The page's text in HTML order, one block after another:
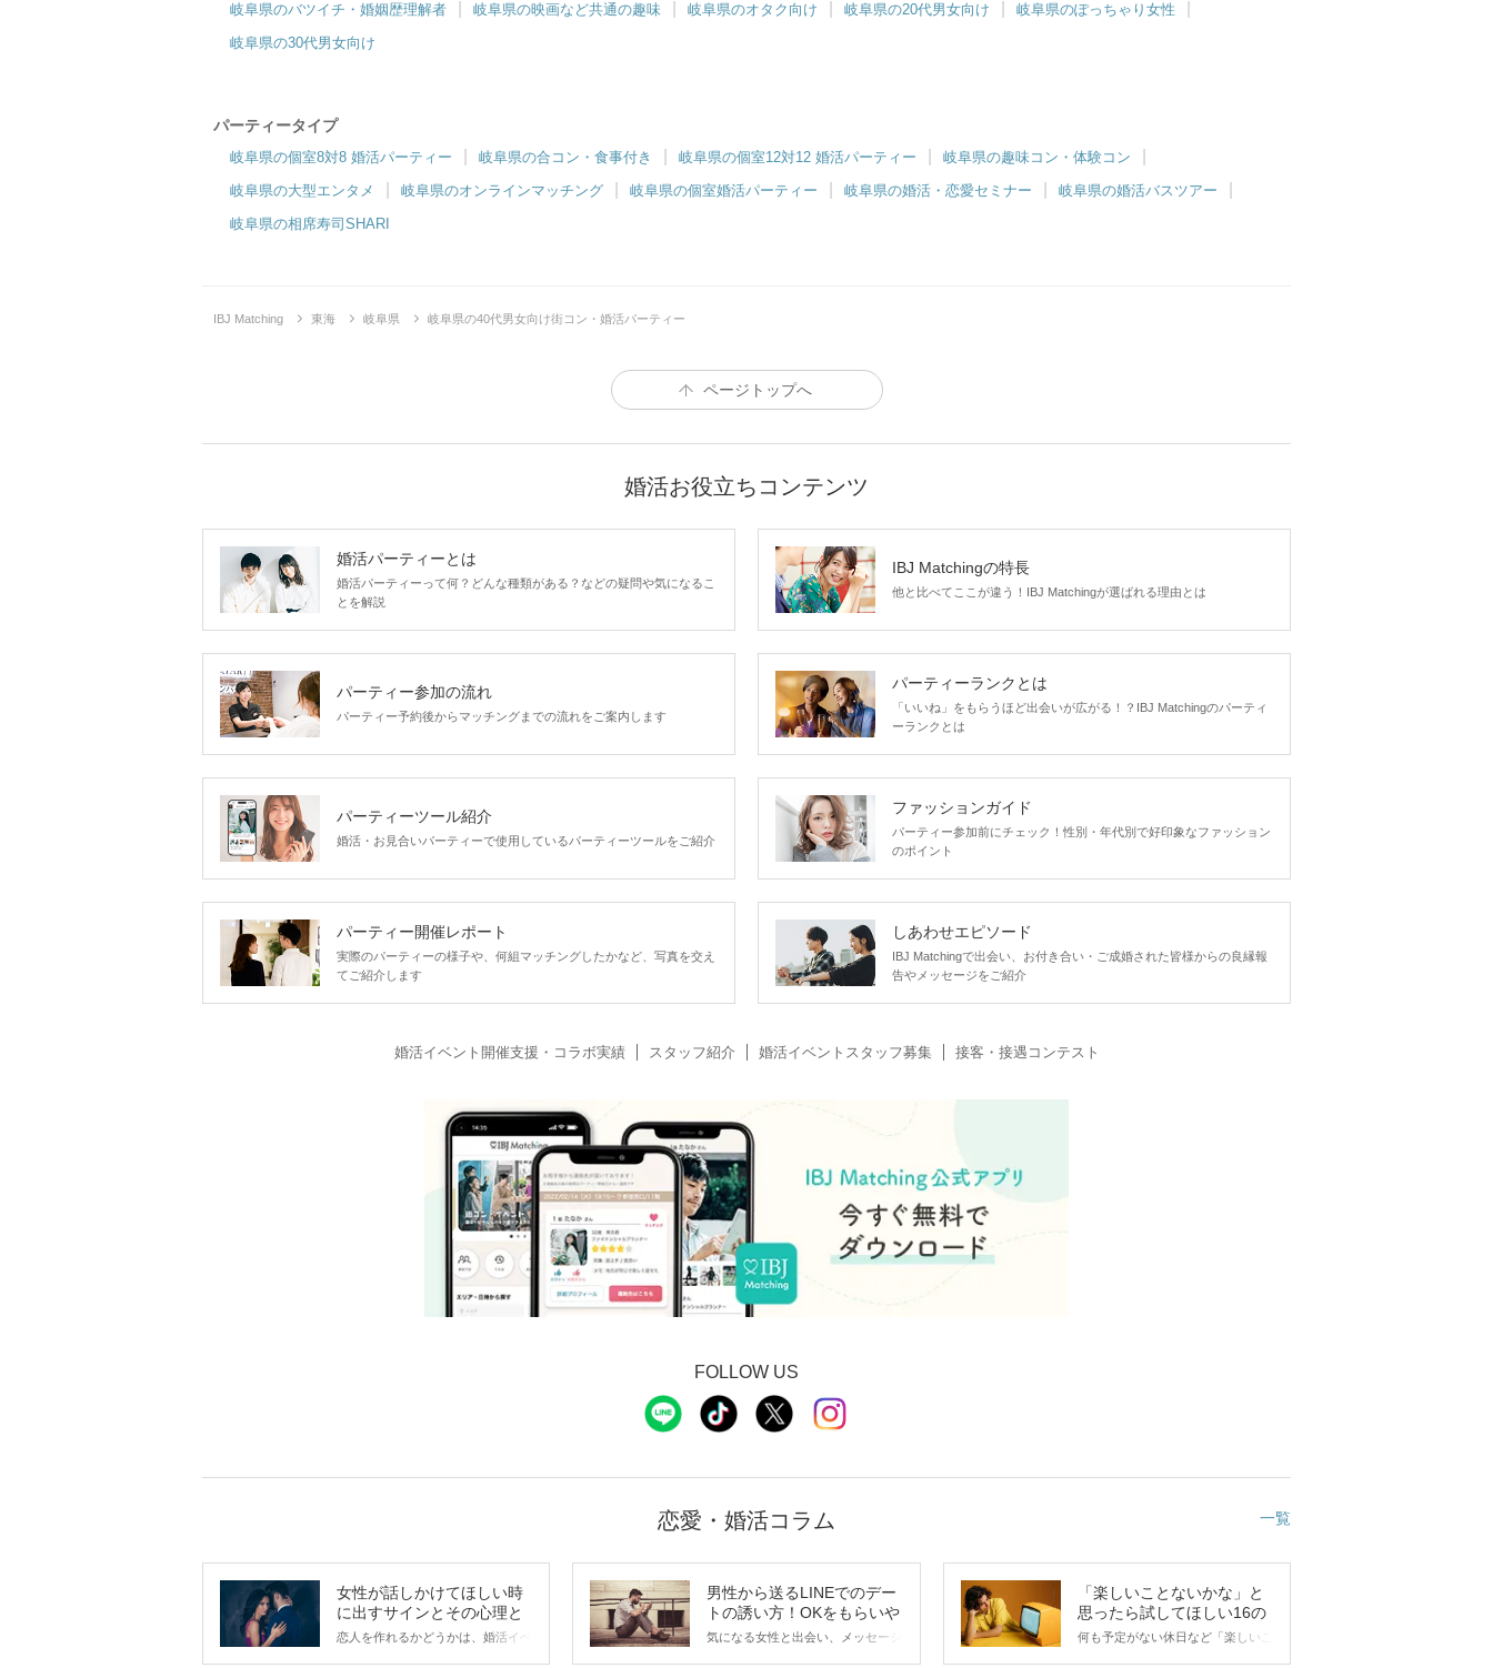
岐阜県のバツイチ・婚姻歴理解者
岐阜県の映画など共通の趣味 岐阜県のオタク向け 岐阜県の20代男女向け
岐阜県のぽっちゃり女性
岐阜県の30代男女向け
パーティータイプ
岐阜県の個室8対8 婚活パーティー 岐阜県の合コン・食事付き 岐阜県の個室12対12 婚活パーティー
岐阜県の趣味コン・体験コン
岐阜県の大型エンタメ
岐阜県のオンラインマッチング 岐阜県の個室婚活パーティー 岐阜県の婚活・恋愛セミナー
岐阜県の婚活バスツアー
岐阜県の相席寿司SHARI
IBJ Matching 東海 岐阜県 岐阜県の40代男女向け街コン・婚活パーティー
ページトップへ
婚活お役立ちコンテンツ
婚活パーティーとは
婚活パーティーって何？どんな種類がある？などの疑問や気になるこ
とを解説
IBJ Matchingの特長
他と比べてここが違う！IBJ Matchingが選ばれる理由とは
パーティー参加の流れ
パーティー予約後からマッチングまでの流れをご案内します
パーティーランクとは
「いいね」をもらうほど出会いが広がる！？IBJ Matchingのパーティ
ーランクとは
パーティーツール紹介
婚活・お見合いパーティーで使用しているパーティーツールをご紹介
ファッションガイド
パーティー参加前にチェック！性別・年代別で好印象なファッション
のポイント
パーティー開催レポート
実際のパーティーの様子や、何組マッチングしたかなど、写真を交え
てご紹介します
しあわせエピソード
IBJ Matchingで出会い、お付き合い・ご成婚された皆様からの良縁報
告やメッセージをご紹介
婚活イベント開催支援・コラボ実績 スタッフ紹介 婚活イベントスタッフ募集 接客・接遇コンテスト
FOLLOW US
恋愛・婚活コラム 一覧
女性が話しかけてほしい時
に出すサインとその心理と
は？
恋人を作れるかどうかは、婚活イベ
男性から送るLINEでのデー
トの誘い方！OKをもらいや
すいメッセージのコツは？
気になる女性と出会い、メッセージ
「楽しいことないかな」と
思ったら試してほしい16の
こと
何も予定がない休日など「楽しいこ